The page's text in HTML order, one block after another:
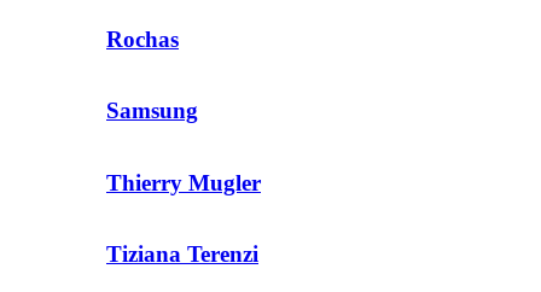
Rochas
Samsung
Thierry Mugler
Tiziana Terenzi